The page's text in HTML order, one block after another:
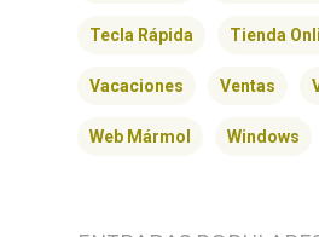
Tecla Rápida Tienda
Vacaciones Ventas
Web Mármol Windows